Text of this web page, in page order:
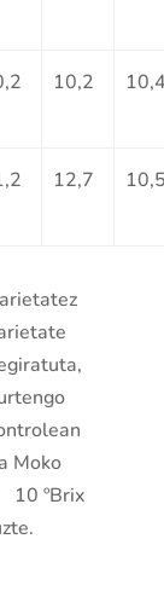
10,2
12,7
Moko
10 ºBrix